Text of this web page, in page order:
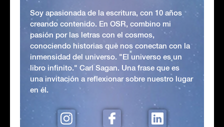
Soy apasionada de la escritura, con 10 años
creando contenido. En OSR, combino mi
pasión por las letras con el cosmos,
conociendo historias que nos conectan con la
inmensidad del universo. "El universo es un
libro infinito." Carl Sagan. Una frase que es
una invitación a reflexionar sobre nuestro lugar
en él.